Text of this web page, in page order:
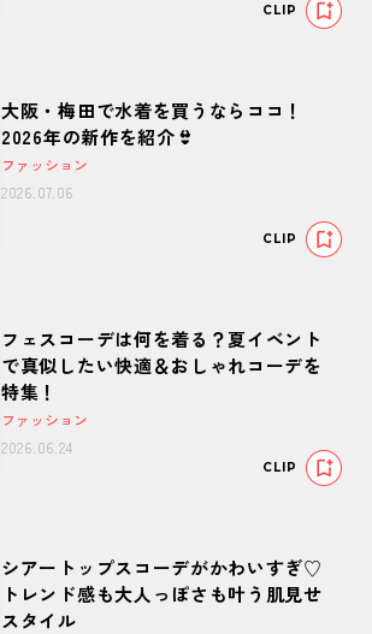
CLIP
大阪・梅田で水着を買うならココ！
2026年の新作を紹介👙
ファッション
2026.07.06
CLIP
フェスコーデは何を着る？夏イベント
で真似したい快適＆おしゃれコーデを
特集！
ファッション
2026.06.24
CLIP
シアートップスコーデがかわいすぎ♡
トレンド感も大人っぽさも叶う肌見せ
スタイル